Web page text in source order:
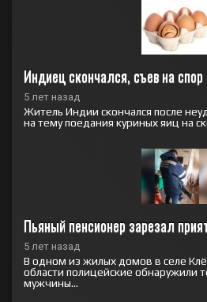
Индиец скончался, съев на спор
5 лет назад
Житель Индии скончался после
на тему поедания куриных яиц на
Пьяный пенсионер зарезал
5 лет назад
В одном из жилых домов в селе
области полицейские обнаружили
мужчины...